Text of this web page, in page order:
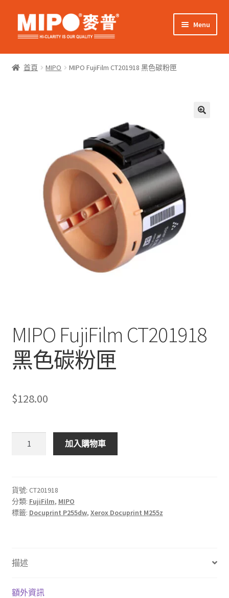
Skip
to
Skip
to
Menu
網上購物
Expand
child
首頁 MIPO MIPO FujiFilm CT201918 黑色碳粉匣
MIPO FujiFilm CT201918
黑色碳粉匣
$128.00
色
碳
粉
加入購物車
貨號: CT201918
分類: FujiFilm, MIPO
標籤: Docuprint P255dw, Xerox Docuprint M255z
描述
額外資訊